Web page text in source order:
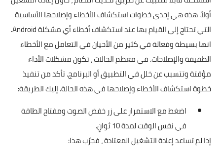
أولاً. هذه هي إحدى خطوات استكشاف الأخطاء وإصلاحها الأساسية
التي تحتاج إلى القيام بها عند استكشاف أخطاء أي مشكلة Android.
انها بسيطة وفعالة في كثير من الأحيان في التعامل مع الأخطاء
الطفيفة والإصلاحات. في معظم الحالات ، تكون مشكلات الأداء
مؤقتة وتتسبب عن خلل في التطبيق أو البرنامج. تأكد من تنفيذ
خطوة استكشاف الأخطاء وإصلاحها في هذه الحالة. إليك الطريقة:
اضغط مع الاستمرار على زر خفض الصوت ومفتاح الطاقة
في نفس الوقت لمدة 10 ثوانٍ.
إذا لم تساعد إعادة التشغيل المعتادة ، فجرّب هذا: